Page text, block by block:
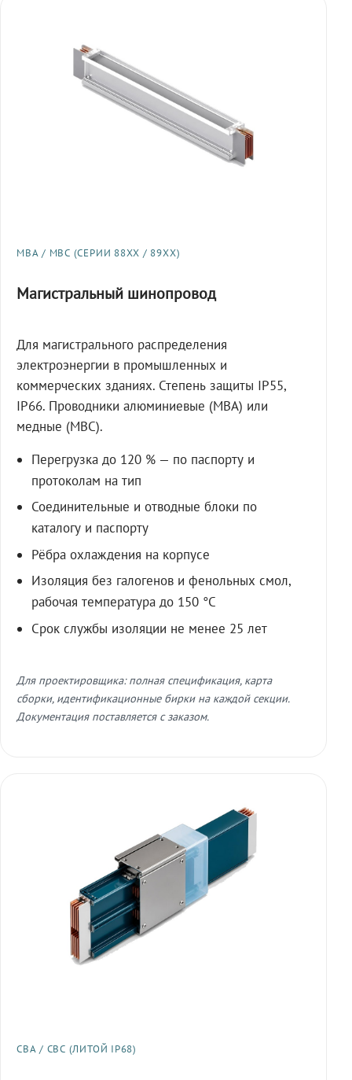
МВА / МВС (СЕРИИ 88XX / 89XX)
Магистральный шинопровод
Для магистрального распределения
электроэнергии в промышленных и
коммерческих зданиях. Степень защиты IP55,
IP66. Проводники алюминиевые (МВА) или
медные (МВС).
Перегрузка до 120 % — по паспорту и
протоколам на тип
Соединительные и отводные блоки по
каталогу и паспорту
Рёбра охлаждения на корпусе
Изоляция без галогенов и фенольных смол,
рабочая температура до 150 °C
Срок службы изоляции не менее 25 лет
Для проектировщика: полная спецификация, карта
сборки, идентификационные бирки на каждой секции.
Документация поставляется с заказом.
СВА / СВС (ЛИТОЙ IP68)